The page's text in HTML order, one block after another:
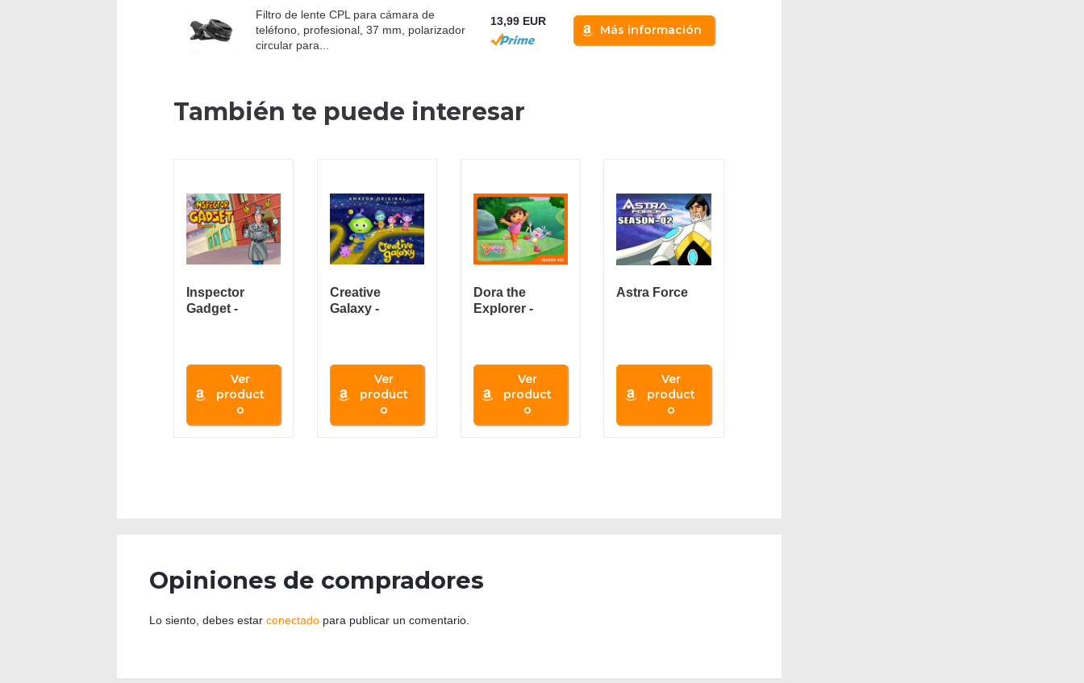
Filtro de lente CPL para cámara de
teléfono, profesional, 37 mm, polarizador
circular para...
13,99 EUR
Más información
También te puede interesar
Inspector
Gadget -
Ver
product
o
Creative
Galaxy -
Ver
product
o
Dora the
Explorer -
Ver
product
o
Astra Force
Ver
product
o
Opiniones de compradores
Lo siento, debes estar conectadopara publicar un comentario.